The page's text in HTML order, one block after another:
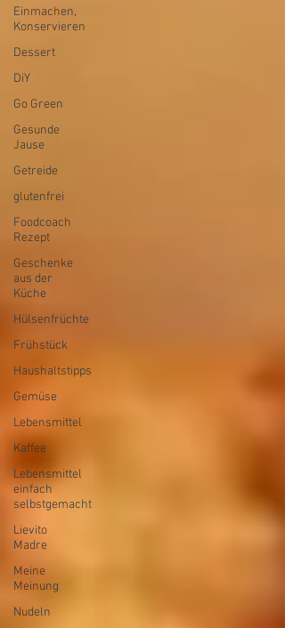
Einmachen,
Konservieren
Dessert
DiY
Go Green
Gesunde
Jause
Getreide
glutenfrei
Foodcoach
Rezept
Geschenke
aus der
Küche
Hülsenfrüchte
Frühstück
Haushaltstipps
Gemüse
Lebensmittel
Kaffee
Lebensmittel
einfach
selbstgemacht
Lievito
Madre
Meine
Meinung
Nudeln